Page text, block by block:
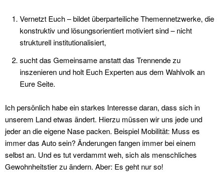
Vernetzt Euch – bildet überparteiliche Themennetzwerke, die
konstruktiv und lösungsorientiert motiviert sind – nicht
strukturell institutionalisiert,
sucht das Gemeinsame anstatt das Trennende zu
inszenieren und holt Euch Experten aus dem Wahlvolk an
Eure Seite.
Ich persönlich habe ein starkes Interesse daran, dass sich in
unserem Land etwas ändert. Hierzu müssen wir uns jede und
jeder an die eigene Nase packen. Beispiel Mobilität: Muss es
immer das Auto sein? Änderungen fangen immer bei einem
selbst an. Und es tut verdammt weh, sich als menschliches
Gewohnheitstier zu ändern. Aber: Es geht nur so!